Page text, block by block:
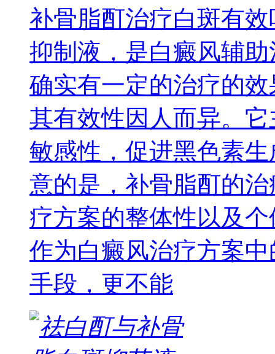
补骨脂酊治疗白斑有
抑制液，是白癜风辅
确实有一定的治疗的
其有效性因人而异。
敏感性，促进黑色素
意的是，补骨脂酊的
疗方案的整体性以及
作为白癜风治疗方案
手段，更不能